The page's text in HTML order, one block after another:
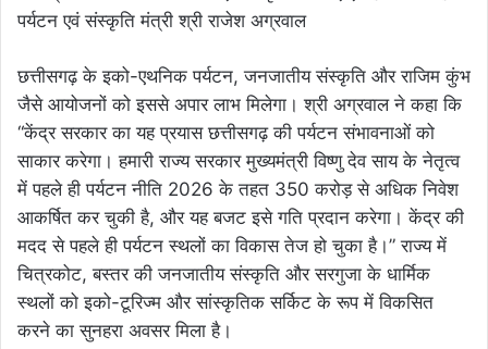
छत्तीसगढ़ के इको-एथनिक पर्यटन, जनजातीय संस्कृति और राजिम कुंभ
जैसे आयोजनों को इससे अपार लाभ मिलेगा। श्री अग्रवाल ने कहा कि
“केंद्र सरकार का यह प्रयास छत्तीसगढ़ की पर्यटन संभावनाओं को
साकार करेगा। हमारी राज्य सरकार मुख्यमंत्री विष्णु देव साय के नेतृत्व
में पहले ही पर्यटन नीति 2026 के तहत 350 करोड़ से अधिक निवेश
आकर्षित कर चुकी है, और यह बजट इसे गति प्रदान करेगा। केंद्र की
मदद से पहले ही पर्यटन स्थलों का विकास तेज हो चुका है।” राज्य में
चित्रकोट, बस्तर की जनजातीय संस्कृति और सरगुजा के धार्मिक
स्थलों को इको-टूरिज्म और सांस्कृतिक सर्किट के रूप में विकसित
करने का सुनहरा अवसर मिला है।